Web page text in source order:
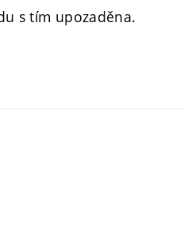
s tím upozaděna.